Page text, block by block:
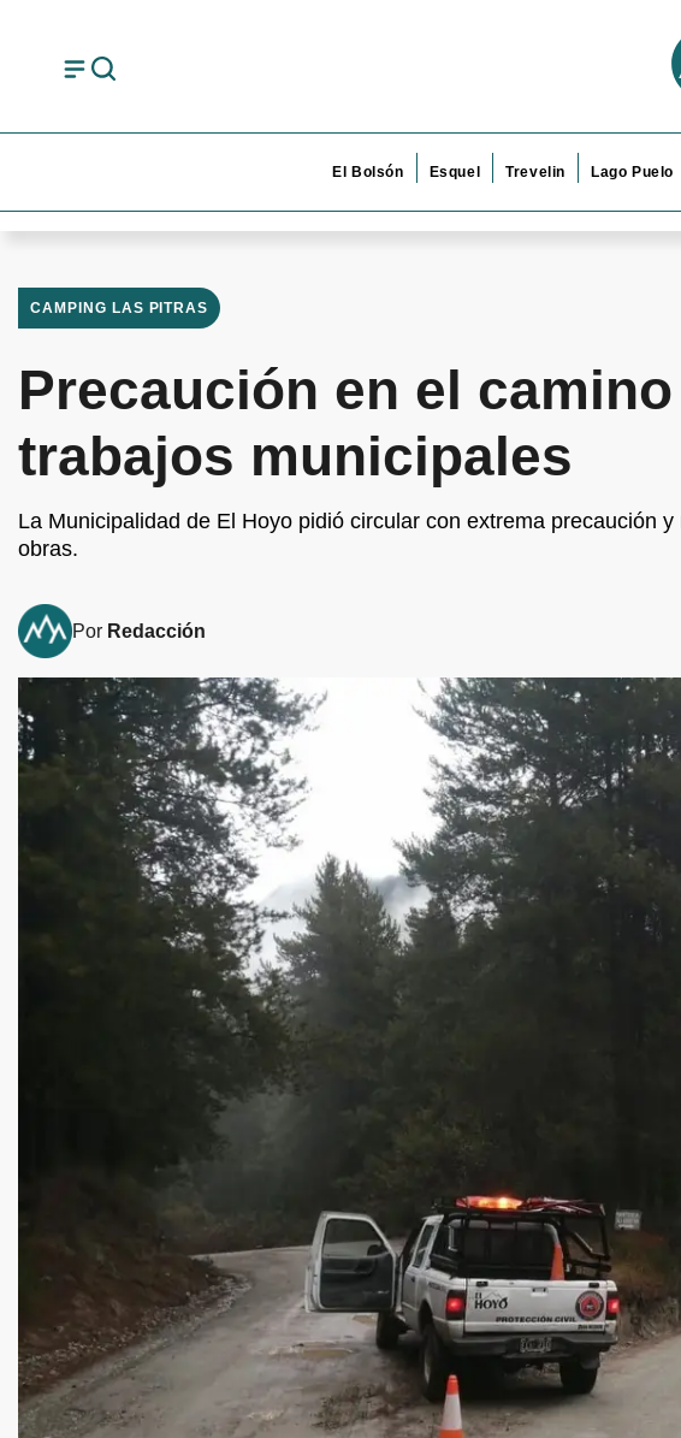
El Bolsón Esquel Trevelin Lago Puelo
CAMPING LAS PITRAS
Precaución en el
trabajos municipales
La Municipalidad de El Hoyo pidió circular con extrema precaución
obras.
Por Redacción